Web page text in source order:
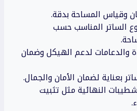
وقياس المساحة بدقة.
الساتر المناسب حسب
والدعامات لدعم الهيكل وضمان
بعناية لضمان الأمان والجمال.
النهائية مثل تثبيت